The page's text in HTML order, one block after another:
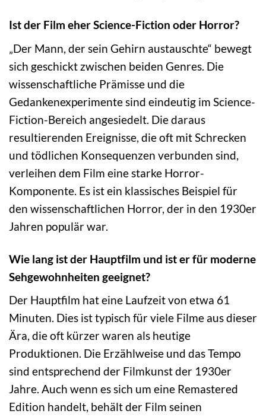
Ist der Film eher Science-Fiction oder Horror?
„Der Mann, der sein Gehirn austauschte“ bewegt
sich geschickt zwischen beiden Genres. Die
wissenschaftliche Prämisse und die
Gedankenexperimente sind eindeutig im Science-
Fiction-Bereich angesiedelt. Die daraus
resultierenden Ereignisse, die oft mit Schrecken
und tödlichen Konsequenzen verbunden sind,
verleihen dem Film eine starke Horror-
Komponente. Es ist ein klassisches Beispiel für
den wissenschaftlichen Horror, der in den 1930er
Jahren populär war.
Wie lang ist der Hauptfilm und ist er für moderne
Sehgewohnheiten geeignet?
Der Hauptfilm hat eine Laufzeit von etwa 61
Minuten. Dies ist typisch für viele Filme aus dieser
Ära, die oft kürzer waren als heutige
Produktionen. Die Erzählweise und das Tempo
sind entsprechend der Filmkunst der 1930er
Jahre. Auch wenn es sich um eine Remastered
Edition handelt, behält der Film seinen